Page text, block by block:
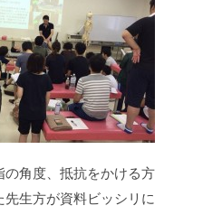
の角度、抵抗をかける方
生方が資料ビッシリに